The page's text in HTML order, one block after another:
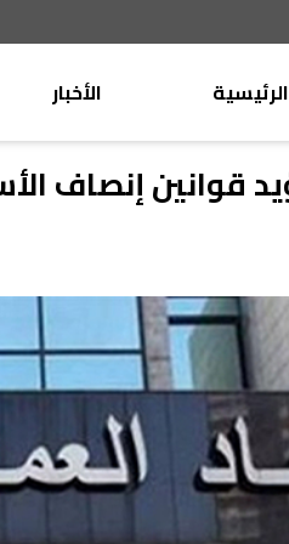
الرئيسية
الأخبار
محليات
عربي دولي
خاص
رياضة
من لبنان
ثقافة ومجتمع
منوعات
قوانين إنصاف